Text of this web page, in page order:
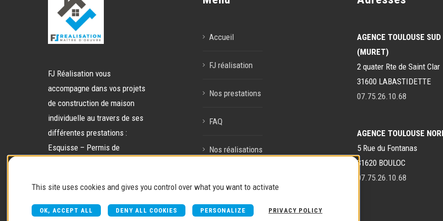
FJ Réalisation vous
accompagne dans vos projets
de construction de maison
individuelle au travers de ses
différentes prestations :
Esquisse – Permis de
Accueil
FJ réalisation
Nos prestations
FAQ
Nos réalisations
AGENCE TOULOUSE SUD
(MURET)
2 quater Rte de Saint Clar
31600 LABASTIDETTE
07.75.26.10.68
AGENCE TOULOUSE
5 Rue du Fontanas
31620 BOULOC
07.75.26.10.68
This site uses cookies and gives you control over what you want to activate
OK, ACCEPT ALL DENY ALL COOKIES PERSONALIZE PRIVACY POLICY